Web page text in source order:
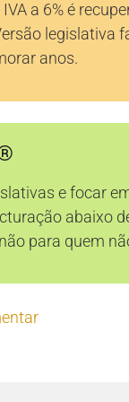
a 6% é
legislativa
anos.
e focar
abaixo
para quem